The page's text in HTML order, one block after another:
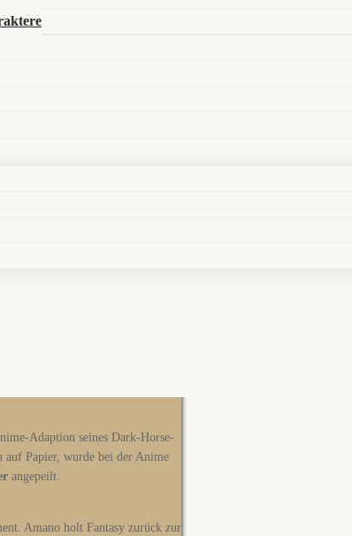
Adaption seines Dark-Horse-
auf Papier, wurde bei der Anime
angepeilt.
Amano holt Fantasy zurück zur